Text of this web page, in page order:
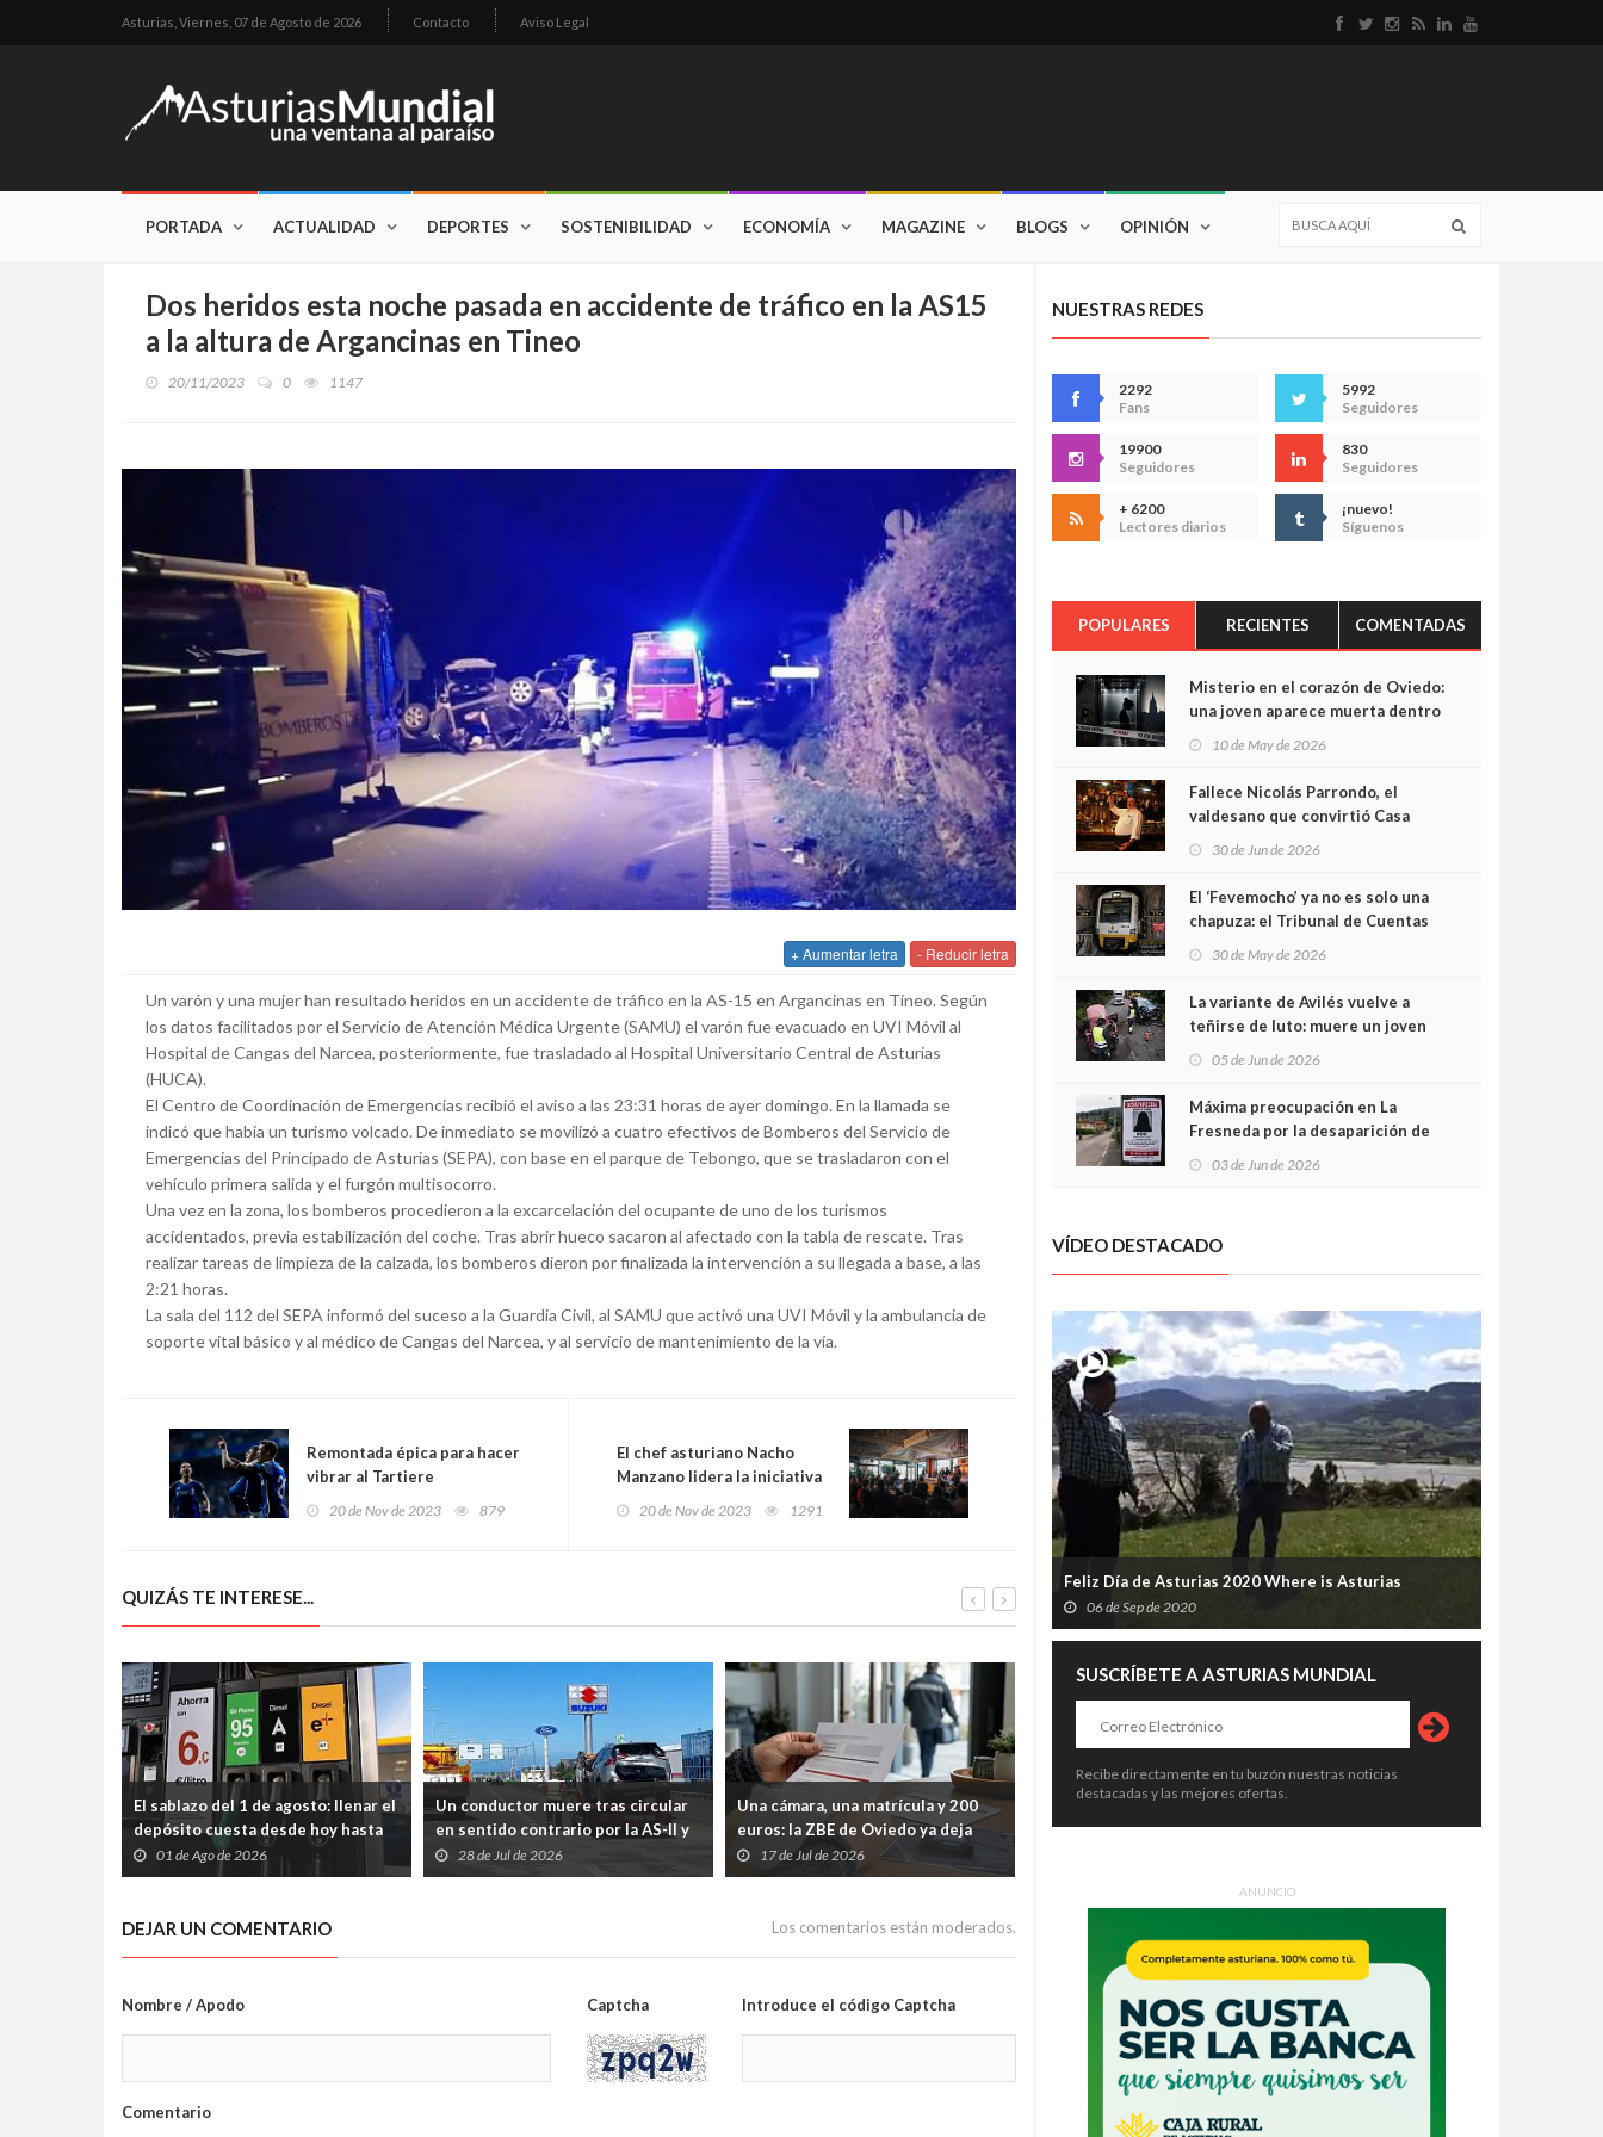
Asturias, Viernes, 07 de Agosto de 2026 Contacto Aviso Legal
PORTADA ACTUALIDAD DEPORTES SOSTENIBILIDAD ECONOMÍA MAGAZINE BLOGS OPINIÓN
Dos heridos esta noche pasada en accidente de tráfico en la AS15
a la altura de Argancinas en Tineo
20/11/2023 0 1147
+ Aumentar letra - Reducir letra
Un varón y una mujer han resultado heridos en un accidente de tráfico en la AS-15 en Argancinas en Tineo. Según
los datos facilitados por el Servicio de Atención Médica Urgente (SAMU) el varón fue evacuado en UVI Móvil al
Hospital de Cangas del Narcea, posteriormente, fue trasladado al Hospital Universitario Central de Asturias
(HUCA).
El Centro de Coordinación de Emergencias recibió el aviso a las 23:31 horas de ayer domingo. En la llamada se
indicó que había un turismo volcado. De inmediato se movilizó a cuatro efectivos de Bomberos del Servicio de
Emergencias del Principado de Asturias (SEPA), con base en el parque de Tebongo, que se trasladaron con el
vehículo primera salida y el furgón multisocorro.
Una vez en la zona, los bomberos procedieron a la excarcelación del ocupante de uno de los turismos
accidentados, previa estabilización del coche. Tras abrir hueco sacaron al afectado con la tabla de rescate. Tras
realizar tareas de limpieza de la calzada, los bomberos dieron por finalizada la intervención a su llegada a base, a las
2:21 horas.
La sala del 112 del SEPA informó del suceso a la Guardia Civil, al SAMU que activó una UVI Móvil y la ambulancia de
soporte vital básico y al médico de Cangas del Narcea, y al servicio de mantenimiento de la vía.
Remontada épica para hacer
vibrar al Tartiere
20 de Nov de 2023 879
El chef asturiano Nacho
Manzano lidera la iniciativa
gastronómica "Vuelta al
20 de Nov de 2023 1291
QUIZÁS TE INTERESE...
El sablazo del 1 de agosto: llenar el
depósito cuesta desde hoy hasta
tres euros más en Asturias
01 de Ago de 2026
Un conductor muere tras circular
en sentido contrario por la AS-II y
chocar de frente en Porceyo
28 de Jul de 2026
Una cámara, una matrícula y 200
euros: la ZBE de Oviedo ya deja
casi 3.000 multas en dos meses
17 de Jul de 2026
Gijón cierra filas con Moreda
Riviere: más de 700 empleos
costero más caro de España para
DEJAR UN COMENTARIO Los comentarios están moderados.
Nombre / Apodo Captcha Introduce el código Captcha
Comentario
NUESTRAS REDES
2292
Fans
5992
Seguidores
19900
Seguidores
830
Seguidores
+ 6200
Lectores diarios
¡nuevo!
Síguenos
POPULARES RECIENTES COMENTADAS
Misterio en el corazón de Oviedo:
una joven aparece muerta dentro
cámaras captan sus últimos
minutos
10 de May de 2026
Fallece Nicolás Parrondo, el
valdesano que convirtió Casa
30 de Jun de 2026
El ‘Fevemocho’ ya no es solo una
chapuza: el Tribunal de Cuentas
sobrecoste de los trenes que no
cabían por los túneles
30 de May de 2026
La variante de Avilés vuelve a
teñirse de luto: muere un joven
05 de Jun de 2026
Máxima preocupación en La
Fresneda por la desaparición de
03 de Jun de 2026
VÍDEO DESTACADO
Feliz Día de Asturias 2020 Where is Asturias
06 de Sep de 2020
SUSCRÍBETE A ASTURIAS MUNDIAL
Recibe directamente en tu buzón nuestras noticias
destacadas y las mejores ofertas.
ANUNCIO